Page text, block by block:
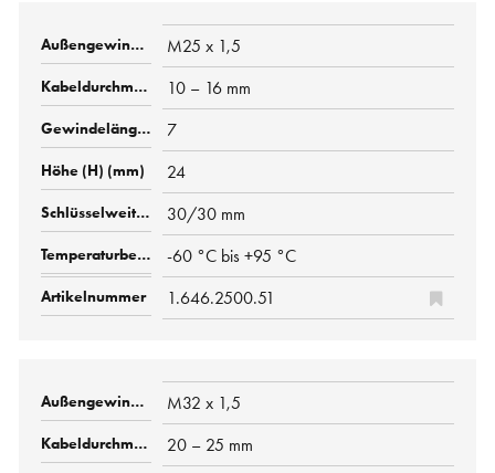
M25 x 1,5
10 – 16 mm
7
24
30/30 mm
-60 °C bis +95 °C
1.646.2500.51
M32 x 1,5
20 – 25 mm